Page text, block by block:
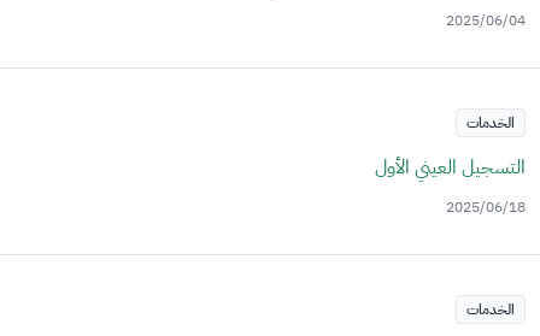
2025/06/04
الخدمات
التسجيل العيني الأول
2025/06/18
الخدمات